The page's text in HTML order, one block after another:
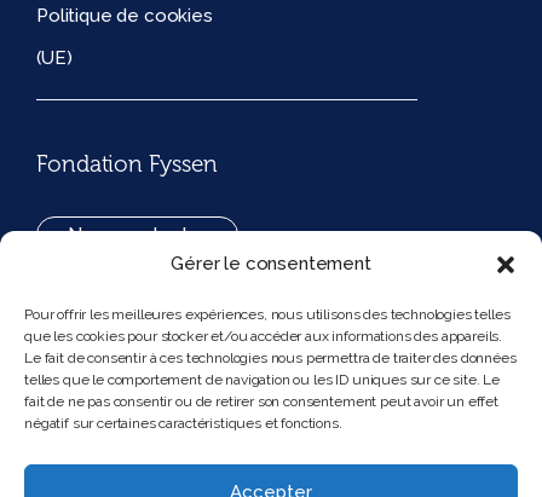
Gérer le consentement
Pour offrir les meilleures expériences, nous utilisons des technologies telles
que les cookies pour stocker et/ou accéder aux informations des appareils.
Le fait de consentir à ces technologies nous permettra de traiter des données
telles que le comportement de navigation ou les ID uniques sur ce site. Le
fait de ne pas consentir ou de retirer son consentement peut avoir un effet
négatif sur certaines caractéristiques et fonctions.
Accepter
Politique de cookies
(UE)
Fondation Fyssen
Nous contacter
194, rue de Rivoli 75001 Paris France
Nous suivre